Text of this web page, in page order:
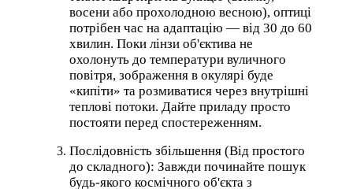
восени або прохолодною весною), оптиці
потрібен час на адаптацію — від 30 до 60
хвилин. Поки лінзи об'єктива не
охолонуть до температури вуличного
повітря, зображення в окулярі буде
«кипіти» та розмиватися через внутрішні
теплові потоки. Дайте приладу просто
постояти перед спостереженням.
Послідовність збільшення (Від простого
до складного): Завжди починайте пошук
будь-якого космічного об'єкта з